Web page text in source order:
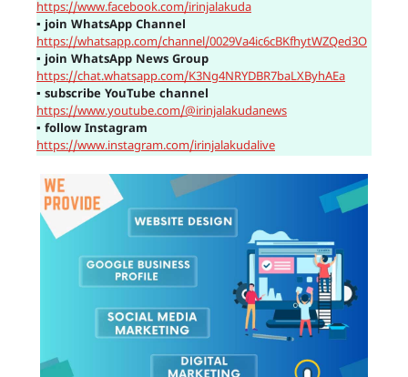
https://www.facebook.com/irinjalakuda
▪join WhatsApp Channel
https://whatsapp.com/channel/0029Va4ic6cBKfhytWZQed3O
▪join WhatsApp News Group
https://chat.whatsapp.com/K3Ng4NRYDBR7baLXByhAEa
▪ subscribe YouTube channel
https://www.youtube.com/@irinjalakudanews
▪ follow Instagram
https://www.instagram.com/irinjalakudalive